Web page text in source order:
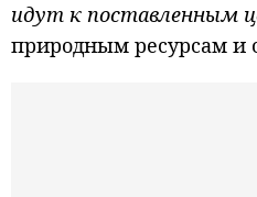
идут к поставленным
природным ресурсам